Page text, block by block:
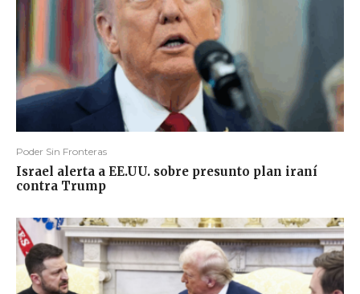
Poder Sin Fronteras
Israel alerta a EE.UU. sobre presunto plan iraní
contra Trump